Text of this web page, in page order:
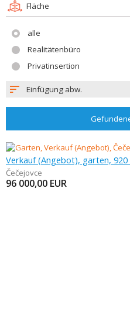
Fläche
alle
Realitätenbüro
Privatinsertion
Einfügung abw.
Verkauf (Angebot), garten, 920
Čečejovce
96 000,00 EUR